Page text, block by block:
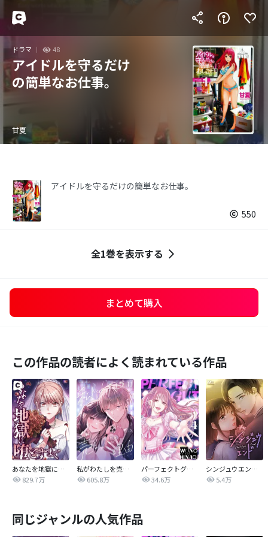
ドラマ 48
アイドルを守るだけ
の簡単なお仕事。
甘夏
アイドルを守るだけの簡単なお仕事。
550
全1巻を表示する
まとめて購入
この作品の読者によく読まれている作品
あなたを地獄に堕とすまで
829.7万
私がわたしを売る理由
605.8万
パーフェクトグリッター
34.6万
シンジュウエンド【タテヨミ】
5.4万
同じジャンルの人気作品